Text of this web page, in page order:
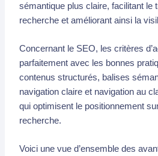
sémantique plus claire, facilitant le
recherche et améliorant ainsi la
Concernant le SEO, les critères
parfaitement avec les bonnes
contenus structurés, balises
navigation claire et navigation au
qui optimisent le positionnement
recherche.
Voici une vue d’ensemble des